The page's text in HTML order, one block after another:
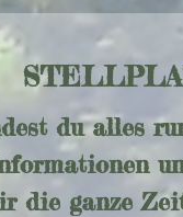
du alles
die ganze